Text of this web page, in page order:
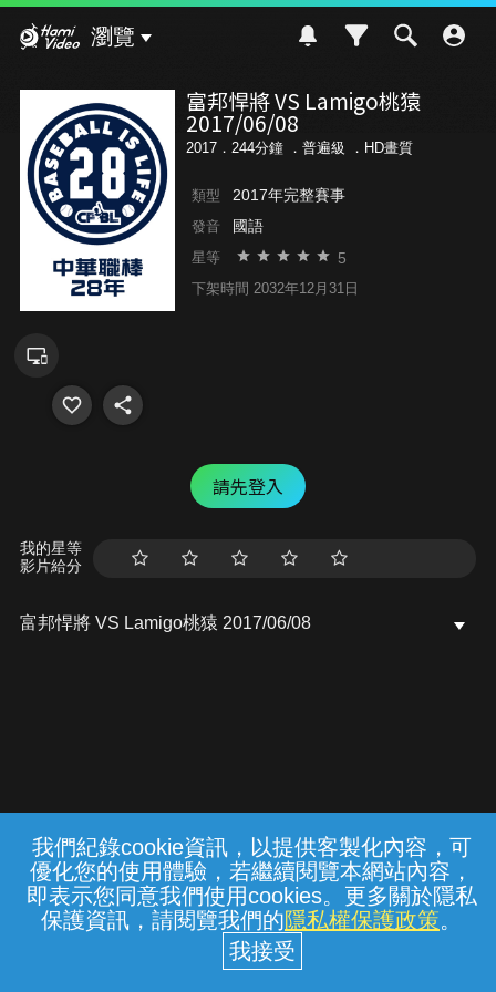
我們紀錄cookie資訊，以提供客製化內容，可
優化您的使用體驗，若繼續閱覽本網站內容，
即表示您同意我們使用cookies。更多關於隱私
保護資訊，請閱覽我們的隱私權保護政策。
瀏覽
富邦悍將 VS Lamigo桃猿
2017/06/08
2017．244分鐘 ． 普遍級 ．HD畫質
類型 2017年完整賽事
發音 國語
星等 5
下架時間 2032年12月31日
請先登入
我的星等
影片給分
富邦悍將 VS Lamigo桃猿 2017/06/08
常見問題 線上客服 服務條款 隱私權保護
中華電信股份有限公司個人家庭分公司
(統一編號：96979949) © 2026
{{notifyMsg}}